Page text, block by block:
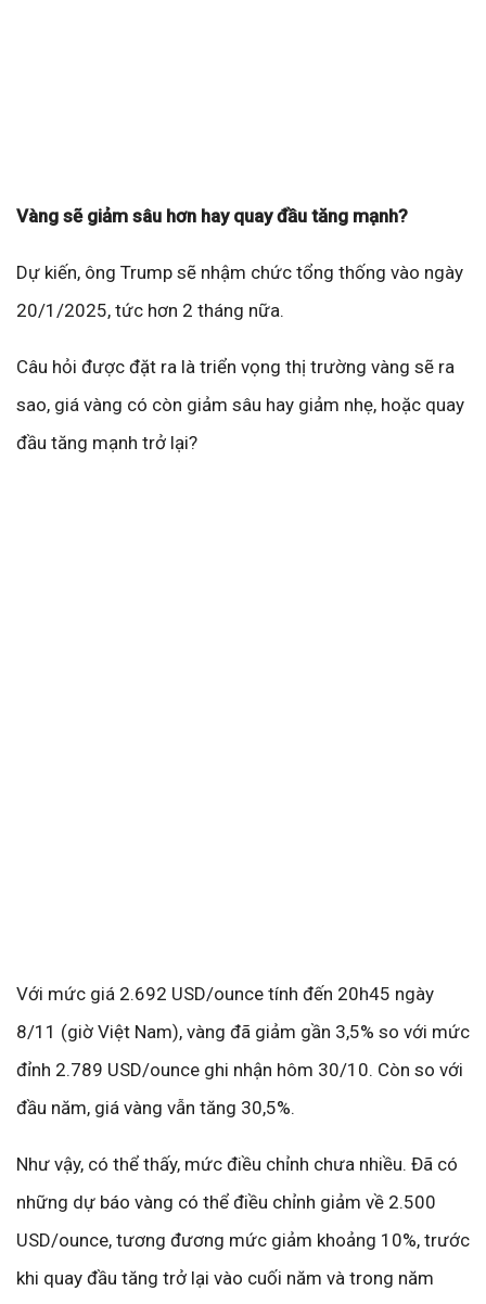
Vàng sẽ giảm sâu hơn hay quay đầu tăng mạnh?
Dự kiến, ông Trump sẽ nhậm chức tổng thống vào ngày
20/1/2025, tức hơn 2 tháng nữa.
Câu hỏi được đặt ra là triển vọng thị trường vàng sẽ ra
sao, giá vàng có còn giảm sâu hay giảm nhẹ, hoặc quay
đầu tăng mạnh trở lại?
Với mức giá 2.692 USD/ounce tính đến 20h45 ngày
8/11 (giờ Việt Nam), vàng đã giảm gần 3,5% so với mức
đỉnh 2.789 USD/ounce ghi nhận hôm 30/10. Còn so với
đầu năm, giá vàng vẫn tăng 30,5%.
Như vậy, có thể thấy, mức điều chỉnh chưa nhiều. Đã có
những dự báo vàng có thể điều chỉnh giảm về 2.500
USD/ounce, tương đương mức giảm khoảng 10%, trước
khi quay đầu tăng trở lại vào cuối năm và trong năm